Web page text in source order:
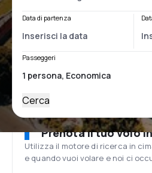
Data di partenza
Passeggeri
Cerca
Prenota il tuo volo
Utilizza il motore di ricerca in
e quando vuoi volare e noi ci